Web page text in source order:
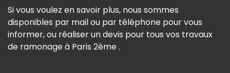
Si vous voulez en savoir plus, nous sommes
disponibles par mail ou par téléphone pour vous
informer, ou réaliser un devis pour tous vos travaux
de ramonage à Paris 2ème .